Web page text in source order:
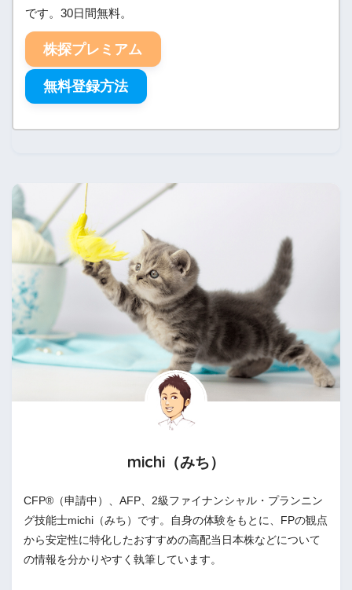
です。30日間無料。
株探プレミアム
無料登録方法
michi（みち）
CFP®（申請中）、AFP、2級ファイナンシャル・プランニン
グ技能士michi（みち）です。自身の体験をもとに、FPの観点
から安定性に特化したおすすめの高配当日本株などについて
の情報を分かりやすく執筆しています。